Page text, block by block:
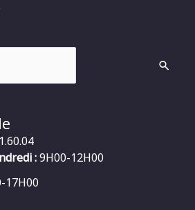
:9H00-12H00
17H00